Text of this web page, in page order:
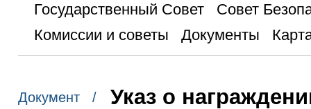
Государственный Совет
Совет
Комиссии и советы
Документы
Документ / Указ о